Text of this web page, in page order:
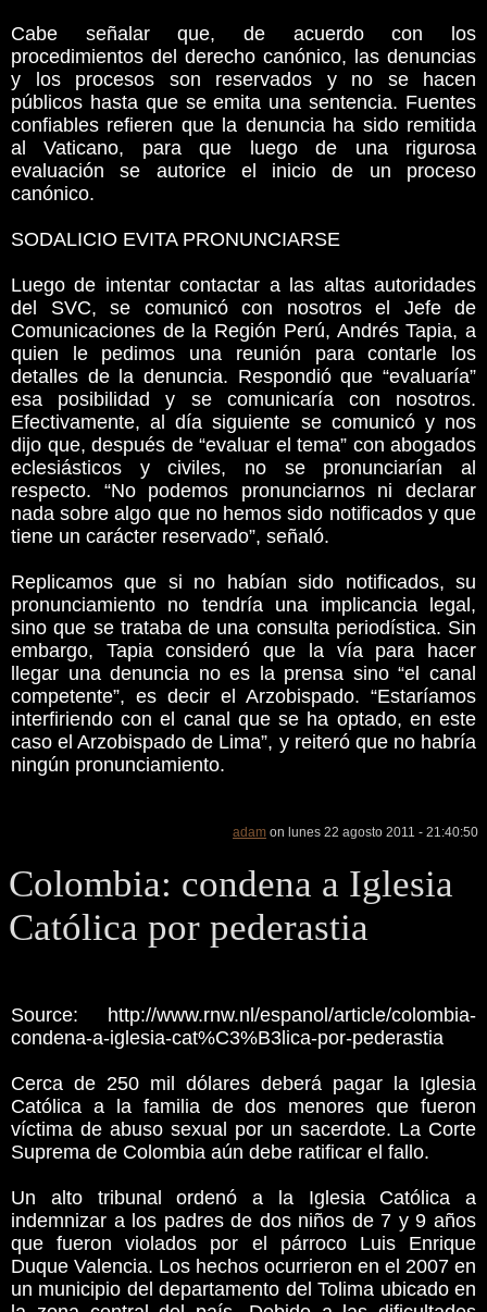
Cabe señalar que, de acuerdo con los
procedimientos del derecho canónico, las denuncias
y los procesos son reservados y no se hacen
públicos hasta que se emita una sentencia. Fuentes
confiables refieren que la denuncia ha sido remitida
al Vaticano, para que luego de una rigurosa
evaluación se autorice el inicio de un proceso
canónico.
SODALICIO EVITA PRONUNCIARSE
Luego de intentar contactar a las altas autoridades
del SVC, se comunicó con nosotros el Jefe de
Comunicaciones de la Región Perú, Andrés Tapia, a
quien le pedimos una reunión para contarle los
detalles de la denuncia. Respondió que “evaluaría”
esa posibilidad y se comunicaría con nosotros.
Efectivamente, al día siguiente se comunicó y nos
dijo que, después de “evaluar el tema” con abogados
eclesiásticos y civiles, no se pronunciarían al
respecto. “No podemos pronunciarnos ni declarar
nada sobre algo que no hemos sido notificados y que
tiene un carácter reservado”, señaló.
Replicamos que si no habían sido notificados, su
pronunciamiento no tendría una implicancia legal,
sino que se trataba de una consulta periodística. Sin
embargo, Tapia consideró que la vía para hacer
llegar una denuncia no es la prensa sino “el canal
competente”, es decir el Arzobispado. “Estaríamos
interfiriendo con el canal que se ha optado, en este
caso el Arzobispado de Lima”, y reiteró que no habría
ningún pronunciamiento.
adam on lunes 22 agosto 2011 - 21:40:50
Colombia: condena a Iglesia
Católica por pederastia
Source: http://www.rnw.nl/espanol/article/colombia-
condena-a-iglesia-cat%C3%B3lica-por-pederastia
Cerca de 250 mil dólares deberá pagar la Iglesia
Católica a la familia de dos menores que fueron
víctima de abuso sexual por un sacerdote. La Corte
Suprema de Colombia aún debe ratificar el fallo.
Un alto tribunal ordenó a la Iglesia Católica a
indemnizar a los padres de dos niños de 7 y 9 años
que fueron violados por el párroco Luis Enrique
Duque Valencia. Los hechos ocurrieron en el 2007 en
un municipio del departamento del Tolima ubicado en